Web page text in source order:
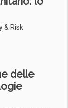
& Risk
delle